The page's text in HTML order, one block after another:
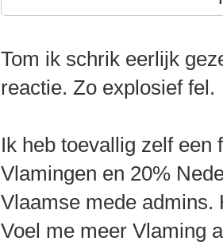
Tom ik schrik eerlijk
reactie. Zo explosief fel.
Ik heb toevallig zelf een
Vlamingen en 20%
Vlaamse mede admins.
Voel me meer Vlaming